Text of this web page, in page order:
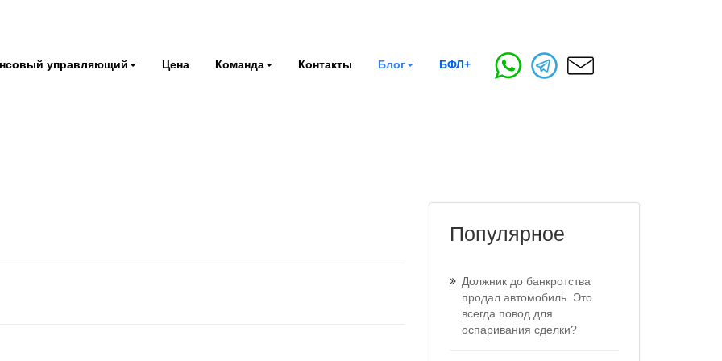
управляющий Цена Команда Контакты Блог БФЛ+
Популярное
Должник до банкротства
продал автомобиль. Это
всегда повод для
оспаривания сделки?